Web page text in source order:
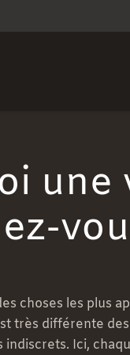
une
choses les plus
très différente
Ici,